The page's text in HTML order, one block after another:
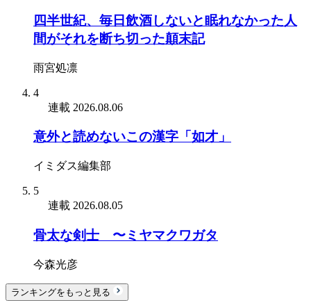
四半世紀、毎日飲酒しないと眠れなかった人
間がそれを断ち切った顛末記
雨宮処凛
4
連載 2026.08.06
意外と読めないこの漢字「如才」
イミダス編集部
5
連載 2026.08.05
骨太な剣士 〜ミヤマクワガタ
今森光彦
ランキングをもっと見る